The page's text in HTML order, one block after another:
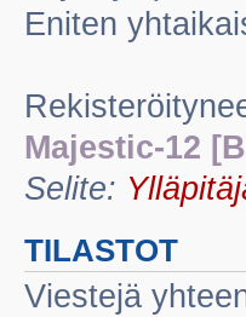
Eniten
Majestic-12
Selite:
TILASTOT
Viestejä